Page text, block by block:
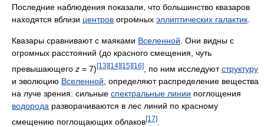
Последние наблюдения показали, что большинство квазаров
находятся вблизи центров огромных эллиптических галактик
Квазары сравнивают с маяками Вселенной . Они видны с
огромных расстояний (до красного смещения, чуть
превышающего z = 7) [13] [14] [15] [16] , по ним исследуютструктуру
и эволюцию Вселенной , определяют распределение вещества
на луче зрения: сильные спектральные линии поглощения
водорода разворачиваются в лес линий по красному
смещению поглощающих облаков[17]